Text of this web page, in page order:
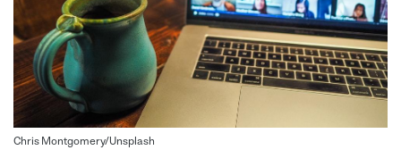
Chris Montgomery/Unsplash